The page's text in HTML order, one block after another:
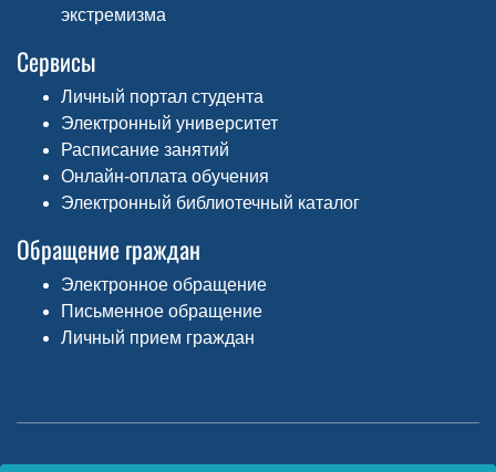
экстремизма
Сервисы
Личный портал студента
Электронный университет
Расписание занятий
Онлайн-оплата обучения
Электронный библиотечный каталог
Обращение граждан
Электронное обращение
Письменное обращение
Личный прием граждан